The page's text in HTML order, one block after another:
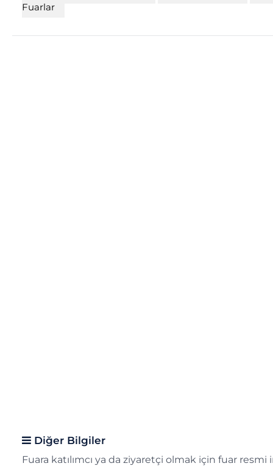
Fuarlar
Diğer Bilgiler
Fuara katılımcı ya da ziyaretçi olmak için fuar